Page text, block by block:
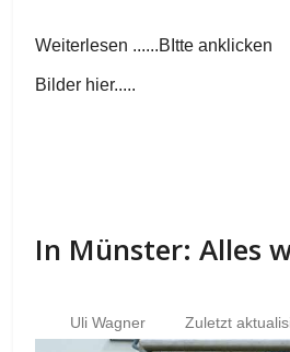
Weiterlesen ......BItte anklicken
Bilder hier.....
In Münster: Alles
Uli Wagner Zuletzt